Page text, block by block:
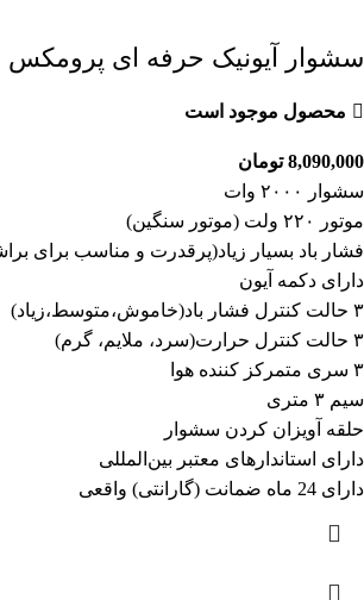
سشوار آیونیک حرفه ای پرومکس مدل
محصول موجود است
8,090,000 تومان
سشوار ۲۰۰۰ وات
موتور ۲۲۰ ولت (موتور سنگین)
فشار باد بسیار زیاد(پرقدرت و مناسب برای
دارای دکمه آیون
۳ حالت کنترل فشار باد(خاموش،متوسط،زیاد)
۳ حالت کنترل حرارت(سرد، ملایم، گرم)
۳ سری متمرکز کننده هوا
سیم ۳ متری
حلقه آویزان کردن سشوار
دارای استاندارهای معتبر بین‌المللی
دارای 24 ماه ضمانت (گارانتی) واقعی